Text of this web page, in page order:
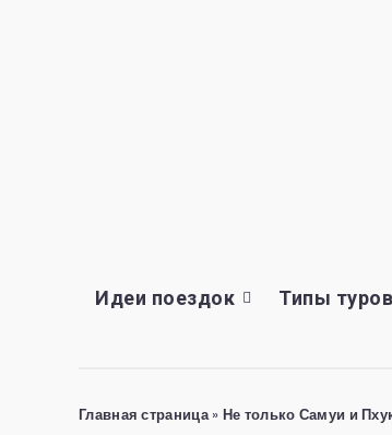
Идеи поездок Типы туров
Главная страница» Не только Самуи и